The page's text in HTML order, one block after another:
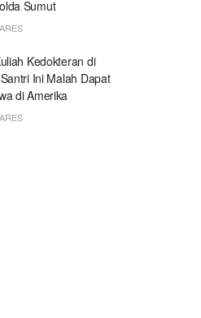
Sumut
Kedokteran di
Ini Malah Dapat
di Amerika